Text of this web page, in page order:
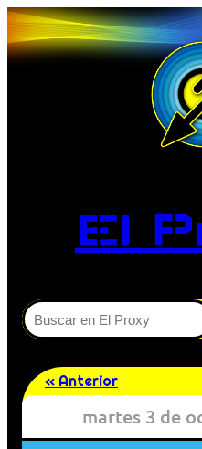
El
Buscar
« Anterior
martes 3 de